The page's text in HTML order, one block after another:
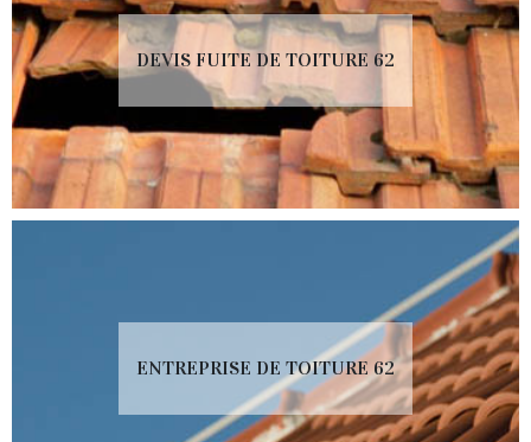
DEVIS FUITE DE TOITURE 62
ENTREPRISE DE TOITURE 62